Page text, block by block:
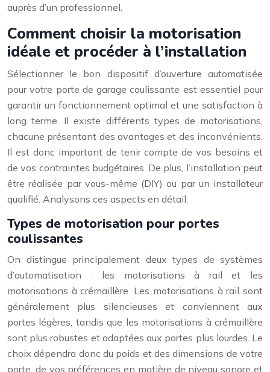
auprès d’un professionnel.
Comment choisir la motorisation
idéale et procéder à l’installation
Sélectionner le bon dispositif d’ouverture automatisée
pour votre porte de garage coulissante est essentiel pour
garantir un fonctionnement optimal et une satisfaction à
long terme. Il existe différents types de motorisations,
chacune présentant des avantages et des inconvénients.
Il est donc important de tenir compte de vos besoins et
de vos contraintes budgétaires. De plus, l’installation peut
être réalisée par vous-même (DIY) ou par un installateur
qualifié. Analysons ces aspects en détail.
Types de motorisation pour portes
coulissantes
On distingue principalement deux types de systèmes
d’automatisation : les motorisations à rail et les
motorisations à crémaillère. Les motorisations à rail sont
généralement plus silencieuses et conviennent aux
portes légères, tandis que les motorisations à crémaillère
sont plus robustes et adaptées aux portes plus lourdes. Le
choix dépendra donc du poids et des dimensions de votre
porte, de vos préférences en matière de niveau sonore et